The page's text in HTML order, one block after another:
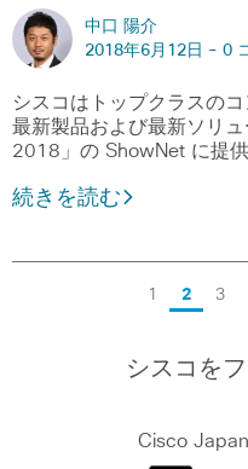
中口 陽介
2018年6月12日 - 0
シスコはトップクラスの
最新製品および最新ソリ
2018」の ShowNet に提供
続きを読む
1 2 3
シスコを
Cisco